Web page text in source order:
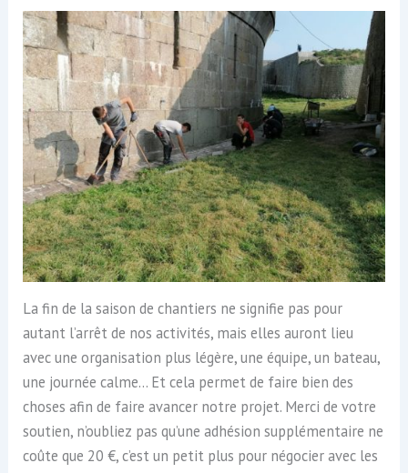
La fin de la saison de chantiers ne signifie pas pour
autant l’arrêt de nos activités, mais elles auront lieu
avec une organisation plus légère, une équipe, un bateau,
une journée calme… Et cela permet de faire bien des
choses afin de faire avancer notre projet. Merci de votre
soutien, n’oubliez pas qu’une adhésion supplémentaire ne
coûte que 20 €, c’est un petit plus pour négocier avec les